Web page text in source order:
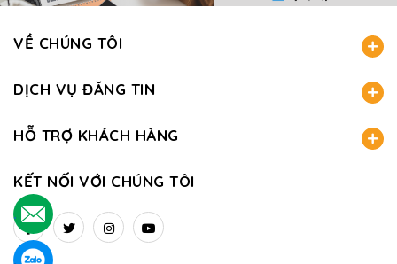
VỀ CHÚNG TÔI
DỊCH VỤ ĐĂNG TIN
HỖ TRỢ KHÁCH HÀNG
KẾT NỐI VỚI CHÚNG TÔI
.
.